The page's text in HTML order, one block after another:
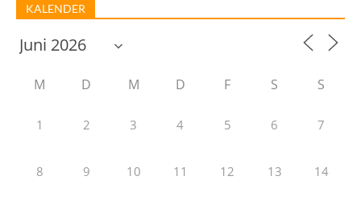
KALENDER
M D M D F S S
1 2 3 4 5 6 7
8 9 10 11 12 13 14